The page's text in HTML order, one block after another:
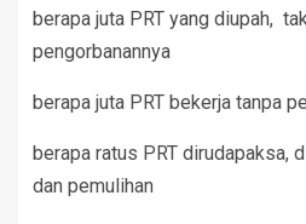
berapa juta PRT yang diupah,
pengorbanannya
berapa juta PRT bekerja tanpa
berapa ratus PRT dirudapaksa,
dan pemulihan